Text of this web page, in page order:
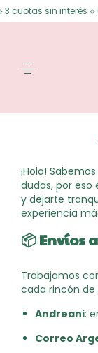
sin interés ⟡ 6
¡Hola!
dudas, por eso
y dejarte
experiencia
📦Envíos
Trabajamos
cada rincón de
Andreani:
Correo